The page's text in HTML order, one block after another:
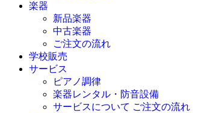
楽器
新品楽器
中古楽器
ご注文の流れ
学校販売
サービス
ピアノ調律
楽器レンタル・防音設備
サービスについて ご注文の流れ